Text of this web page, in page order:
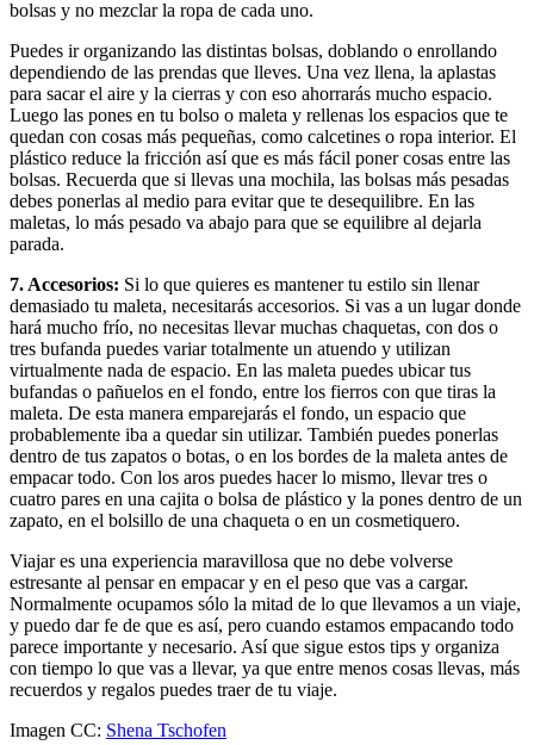
bolsas y no mezclar la ropa de cada uno.
Puedes ir organizando las distintas bolsas, doblando o enrollando
dependiendo de las prendas que lleves. Una vez llena, la aplastas
para sacar el aire y la cierras y con eso ahorrarás mucho espacio.
Luego las pones en tu bolso o maleta y rellenas los espacios que te
quedan con cosas más pequeñas, como calcetines o ropa interior. El
plástico reduce la fricción así que es más fácil poner cosas entre las
bolsas. Recuerda que si llevas una mochila, las bolsas más pesadas
debes ponerlas al medio para evitar que te desequilibre. En las
maletas, lo más pesado va abajo para que se equilibre al dejarla
parada.
7. Accesorios: Si lo que quieres es mantener tu estilo sin llenar
demasiado tu maleta, necesitarás accesorios. Si vas a un lugar donde
hará mucho frío, no necesitas llevar muchas chaquetas, con dos o
tres bufanda puedes variar totalmente un atuendo y utilizan
virtualmente nada de espacio. En las maleta puedes ubicar tus
bufandas o pañuelos en el fondo, entre los fierros con que tiras la
maleta. De esta manera emparejarás el fondo, un espacio que
probablemente iba a quedar sin utilizar. También puedes ponerlas
dentro de tus zapatos o botas, o en los bordes de la maleta antes de
empacar todo. Con los aros puedes hacer lo mismo, llevar tres o
cuatro pares en una cajita o bolsa de plástico y la pones dentro de un
zapato, en el bolsillo de una chaqueta o en un cosmetiquero.
Viajar es una experiencia maravillosa que no debe volverse
estresante al pensar en empacar y en el peso que vas a cargar.
Normalmente ocupamos sólo la mitad de lo que llevamos a un viaje,
y puedo dar fe de que es así, pero cuando estamos empacando todo
parece importante y necesario. Así que sigue estos tips y organiza
con tiempo lo que vas a llevar, ya que entre menos cosas llevas, más
recuerdos y regalos puedes traer de tu viaje.
Imagen CC: Shena Tschofen